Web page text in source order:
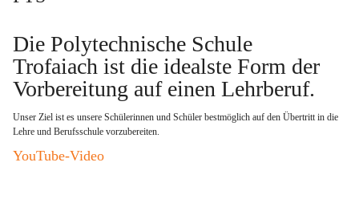
Die Polytechnische Schule
Trofaiach ist die idealste Form der
Vorbereitung auf einen Lehrberuf.
Unser Ziel ist es unsere Schülerinnen und Schüler bestmöglich auf den Übertritt in die
Lehre und Berufsschule vorzubereiten.
YouTube-Video